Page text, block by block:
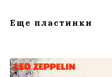
Еще пластинки